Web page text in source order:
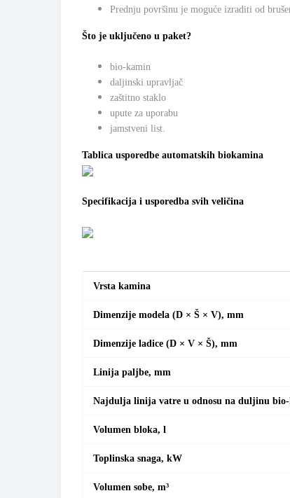
Prednju površinu je moguće izraditi od
Što je uključeno u paket?
bio-kamin
daljinski upravljač
zaštitno staklo
upute za uporabu
jamstveni list.
Tablica usporedbe automatskih biokamina
Specifikacija i usporedba svih veličina
Vrsta kamina
Dimenzije modela (D × Š × V), mm
Dimenzije ladice (D × V × Š), mm
Linija paljbe, mm
Najdulja linija vatre u odnosu na duljinu
Volumen bloka, l
Toplinska snaga, kW
Volumen sobe, m³